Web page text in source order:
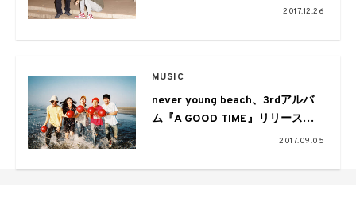
まれるもの：Motivators Vol.06
2017.12.26
MUSIC
never young beach、3rdアルバ
ム『A GOOD TIME』リリースツ
2017.09.05